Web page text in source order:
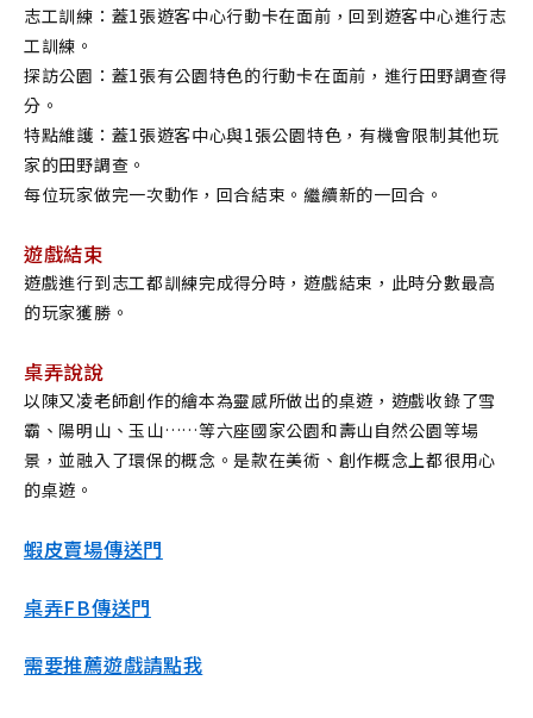
志工訓練：蓋1張遊客中心行動卡在面前，回到遊客中心進行志
工訓練。
探訪公園：蓋1張有公園特色的行動卡在面前，進行田野調查得
分。
特點維護：蓋1張遊客中心與1張公園特色，有機會限制其他玩
家的田野調查。
每位玩家做完一次動作，回合結束。繼續新的一回合。
遊戲結束
遊戲進行到志工都訓練完成得分時，遊戲結束，此時分數最高
的玩家獲勝。
桌弄說說
以陳又凌老師創作的繪本為靈感所做出的桌遊，遊戲收錄了雪
霸、陽明山、玉山……等六座國家公園和壽山自然公園等場
景，並融入了環保的概念。是款在美術、創作概念上都很用心
的桌遊。
蝦皮賣場傳送門
桌弄FB傳送門
需要推薦遊戲請點我